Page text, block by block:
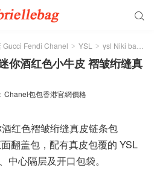

Gucci Fendi Chanel > YSL > ysl Niki bags
你酒红色小牛皮 褶皱绗缝真
Chanel包包香港官網價格
红色褶皱绗缝真皮链条包
翻盖包，配有真皮包覆的 YSL
中心隔层及开口包袋。